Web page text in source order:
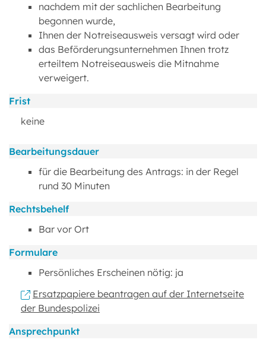
nachdem mit der sachlichen Bearbeitung
begonnen wurde,
Ihnen der Notreiseausweis versagt wird oder
das Beförderungsunternehmen Ihnen trotz
erteiltem Notreiseausweis die Mitnahme
verweigert.
Frist
keine
Bearbeitungsdauer
für die Bearbeitung des Antrags: in der Regel
rund 30 Minuten
Rechtsbehelf
Bar vor Ort
Formulare
Persönliches Erscheinen nötig: ja
Ersatzpapiere beantragen auf der Internetseite
der Bundespolizei
Ansprechpunkt